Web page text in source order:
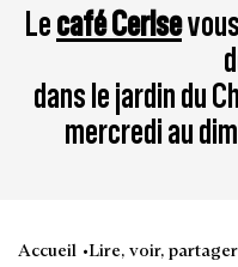
Lecafé Cerise
dans le jardin du
mercredi au
Accueil Lire, voir, partager